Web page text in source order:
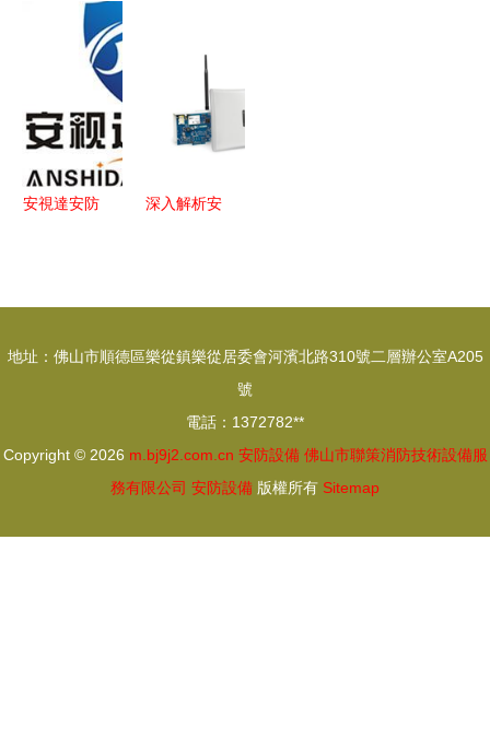
不掉線的創
秀算法獎，
激活智能安
防新維度
安視達安防
深入解析安
地址：佛山市順德區樂從鎮樂從居委會河濱北路310號二層辦公室A205
號
電話：1372782**
Copyright © 2026 m.bj9j2.com.cn 安防設備 佛山市聯策消防技術設備服
務有限公司 安防設備 版權所有 Sitemap